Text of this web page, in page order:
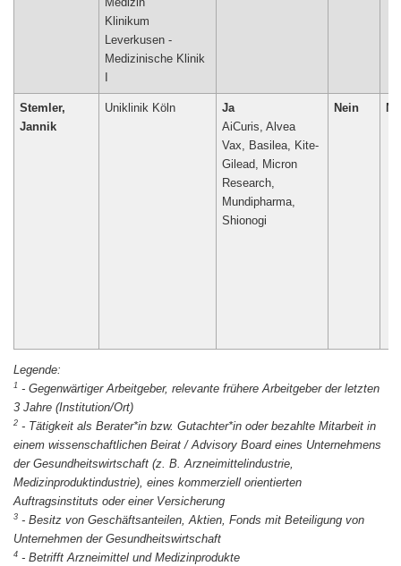
Medizin
Klinikum
Leverkusen -
Medizinische Klinik
Stemler,
Jannik
Uniklinik Köln
Ja
AiCuris, Alvea
Vax, Basilea, Kite-
Gilead, Micron
Research,
Mundipharma,
Nein
1 - Gegenwärtiger Arbeitgeber, relevante frühere Arbeitgeber der letzten
3 Jahre (Institution/Ort)
2 - Tätigkeit als Berater*in bzw. Gutachter*in oder bezahlte Mitarbeit in
einem wissenschaftlichen Beirat / Advisory Board eines Unternehmens
der Gesundheitswirtschaft (z. B. Arzneimittelindustrie,
Medizinproduktindustrie), eines kommerziell orientierten
Auftragsinstituts oder einer Versicherung
3 - Besitz von Geschäftsanteilen, Aktien, Fonds mit Beteiligung von
Unternehmen der Gesundheitswirtschaft
4 - Betrifft Arzneimittel und Medizinprodukte